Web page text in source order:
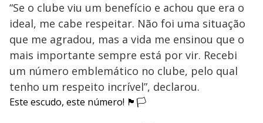
“Se o clube viu um benefício e achou que era o
ideal, me cabe respeitar. Não foi uma situação
que me agradou, mas a vida me ensinou que o
mais importante sempre está por vir. Recebi
um número emblemático no clube, pelo qual
tenho um respeito incrível”, declarou.
Este escudo, este número! 🏴🏳️